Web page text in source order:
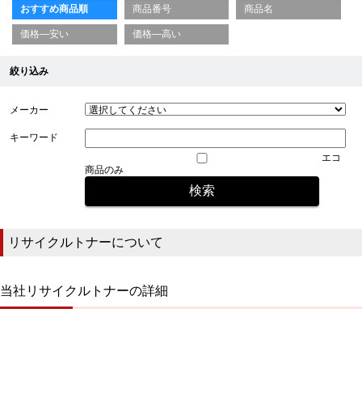
おすすめ商品順 商品番号 商品名
価格—安い 価格—高い
絞り込み
メーカー
キーワード
エコ
商品のみ
リサイクルトナーについて
当社リサイクルトナーの詳細